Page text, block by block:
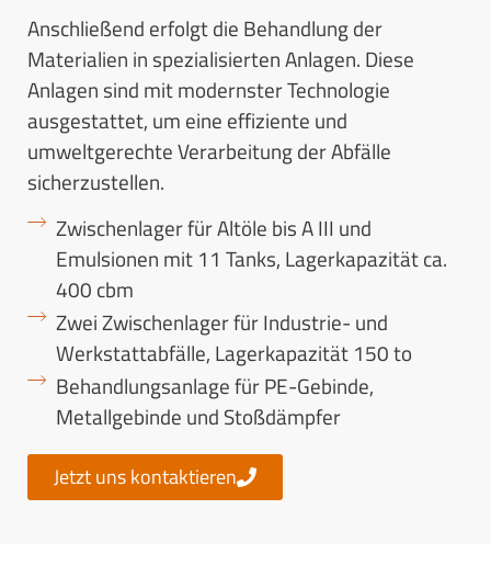
Anschließend erfolgt die Behandlung der
Materialien in spezialisierten Anlagen. Diese
Anlagen sind mit modernster Technologie
ausgestattet, um eine effiziente und
umweltgerechte Verarbeitung der Abfälle
sicherzustellen.
Zwischenlager für Altöle bis A III und
Emulsionen mit 11 Tanks, Lagerkapazität ca.
400 cbm
Zwei Zwischenlager für Industrie- und
Werkstattabfälle, Lagerkapazität 150 to
Behandlungsanlage für PE-Gebinde,
Metallgebinde und Stoßdämpfer
Jetzt uns kontaktieren